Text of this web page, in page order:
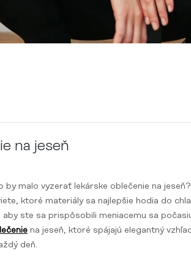
na jeseň
by malo vyzerať lekárske oblečenie na
ktoré materiály sa najlepšie hodia do
ste sa prispôsobili meniacemu sa
na jeseň, ktoré spájajú elegantný
deň.